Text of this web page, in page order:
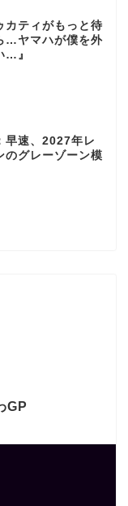
カティがもっと待
…ヤマハが僕を外
…』
早速、2027年レ
のグレーゾーン模
GP